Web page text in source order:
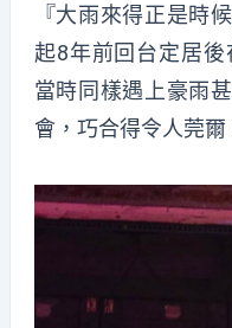
『大雨來得正是時
起8年前回台定居後
當時同樣遇上豪雨
會，巧合得令人莞爾